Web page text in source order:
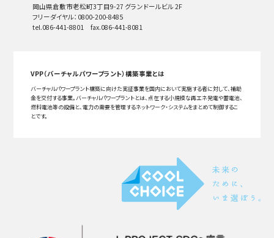
岡山県倉敷市老松町3丁目9-27 グランドールビル 2F
フリーダイヤル：0800-200-8485
tel.086-441-8801 fax.086-441-8081
VPP（バーチャルパワープラント）構築事業とは
バーチャルパワープラント構築に向けた実証事業を国内において実施する者に対して、補助
金を交付する事業。バーチャルパワープラントとは、点在する小規模な再エネ発電や蓄電池、
燃料電池等の設備と、電力の需要を管理するネットワーク・システムをまとめて制御するこ
とです。